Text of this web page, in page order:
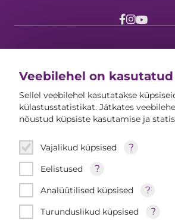
Veebilehel on
Sellel veebilehel kasutatakse
külastusstatistikat. Jätkates
nõustud küpsiste kasutamise ja
Vajalikud küpsised ?
Eelistused ?
Analüütilised küpsised ?
Turunduslikud küpsised ?
Farmi
Farmi
Meist
Farmi ajaloost
Sponsorlus
Retseptid